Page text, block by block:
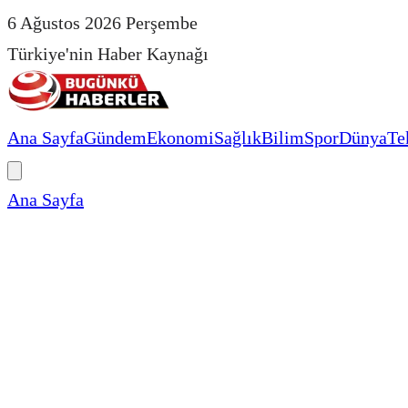
6 Ağustos 2026 Perşembe
Türkiye'nin Haber Kaynağı
Ana SayfaGündemEkonomiSağlıkBilimSporDünya
Ana Sayfa